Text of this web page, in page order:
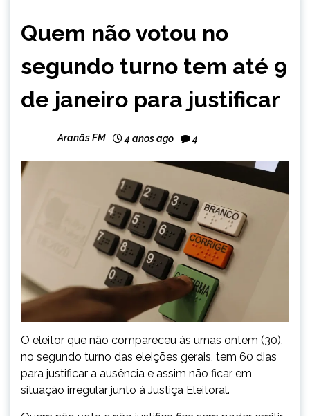
CAPELINHA
Quem não votou no
segundo turno tem até 9
de janeiro para justificar
Aranãs FM 4 anos ago 4
O eleitor que não compareceu às urnas ontem (30),
no segundo turno das eleições gerais, tem 60 dias
para justificar a ausência e assim não ficar em
situação irregular junto à Justiça Eleitoral.